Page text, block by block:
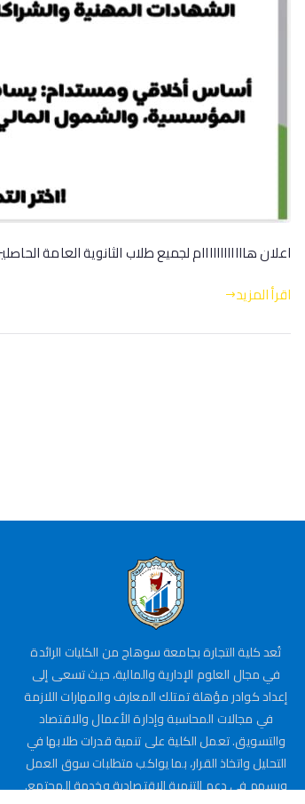
اعلان هاااااااااااام لجميع طلاب الثانوية العامة الحاصلين على
اقرأ المزيد
تُعد كلية التجارة بجامعة سوهاج من الكليات الرائدة
في مجال العلوم الإدارية والمالية، حيث تسعى إلى
إعداد كوادر مؤهلة تمتلك المعارف والمهارات اللازمة
في مجالات المحاسبة وإدارة الأعمال والاقتصاد
والتسويق. تعمل الكلية على تنمية قدرات طلابها في
التحليل واتخاذ القرار، بما يواكب متطلبات سوق العمل
ويسهم في دعم التنمية الاقتصادية وخدمة المجتمع.